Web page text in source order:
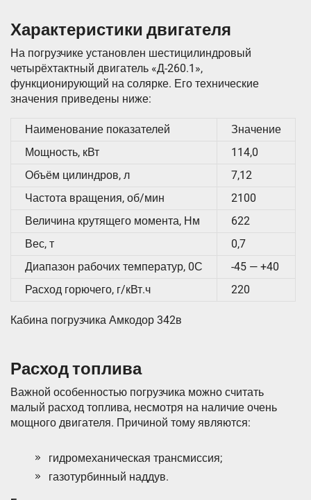
Характеристики двигателя
На погрузчике установлен шестицилиндровый
четырёхтактный двигатель «Д-260.1»,
функционирующий на солярке. Его технические
значения приведены ниже:
Наименование показателей
Значение
Мощность, кВт
114,0
Объём цилиндров, л
7,12
Частота вращения, об/мин
2100
Величина крутящего момента, Нм
622
Вес, т
0,7
Диапазон рабочих температур, 0С
-45 — +40
Расход горючего, г/кВт.ч
220
Кабина погрузчика Амкодор 342в
Расход топлива
Важной особенностью погрузчика можно считать
малый расход топлива, несмотря на наличие очень
мощного двигателя. Причиной тому являются:
гидромеханическая трансмиссия;
газотурбинный наддув.